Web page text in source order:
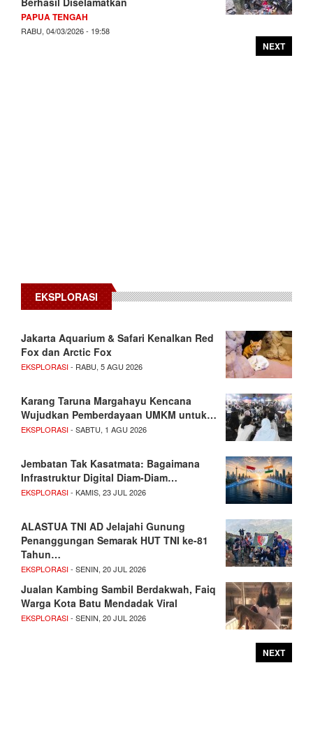
PAPUA TENGAH
RABU, 04/03/2026 - 19:58
NEXT
EKSPLORASI
Jakarta Aquarium & Safari Kenalkan Red
Fox dan Arctic Fox
EKSPLORASI- RABU, 5 AGU 2026
Karang Taruna Margahayu Kencana
Wujudkan Pemberdayaan UMKM untuk…
EKSPLORASI- SABTU, 1 AGU 2026
Jembatan Tak Kasatmata: Bagaimana
Infrastruktur Digital Diam-Diam…
EKSPLORASI- KAMIS, 23 JUL 2026
ALASTUA TNI AD Jelajahi Gunung
Penanggungan Semarak HUT TNI ke-81
Tahun…
EKSPLORASI- SENIN, 20 JUL 2026
Jualan Kambing Sambil Berdakwah, Faiq
Warga Kota Batu Mendadak Viral
EKSPLORASI- SENIN, 20 JUL 2026
NEXT